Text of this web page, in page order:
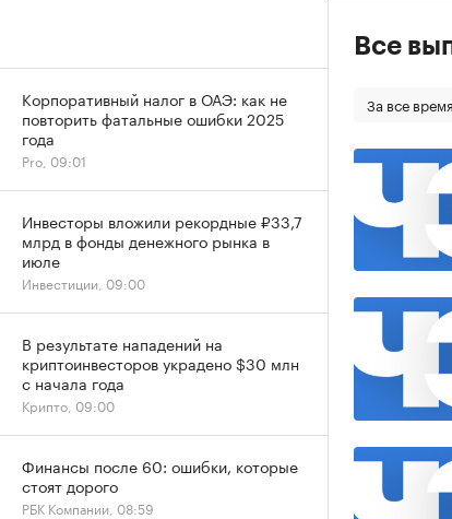
Все
За все время
Корпоративный налог в ОАЭ: как не
повторить фатальные ошибки 2025
года
Pro, 09:01
Инвесторы вложили рекордные ₽33,7
млрд в фонды денежного рынка в
июле
Инвестиции, 09:00
В результате нападений на
криптоинвесторов украдено $30 млн
с начала года
Крипто, 09:00
Финансы после 60: ошибки, которые
стоят дорого
РБК Компании, 08:59